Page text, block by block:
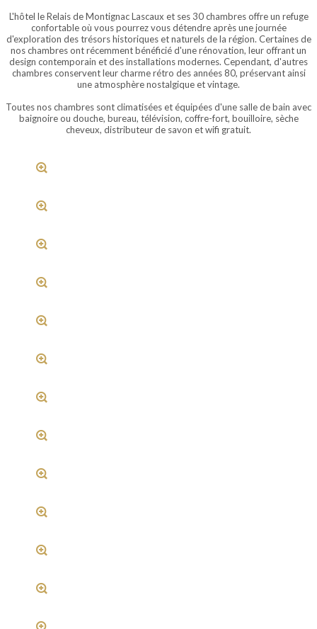
L'hôtel le Relais de Montignac Lascaux et ses 30 chambres offre un refuge
confortable où vous pourrez vous détendre après une journée
d'exploration des trésors historiques et naturels de la région. Certaines de
nos chambres ont récemment bénéficié d'une rénovation, leur offrant un
design contemporain et des installations modernes. Cependant, d'autres
chambres conservent leur charme rétro des années 80, préservant ainsi
une atmosphère nostalgique et vintage.
Toutes nos chambres sont climatisées et équipées d'une salle de bain avec
baignoire ou douche, bureau, télévision, coffre-fort, bouilloire, sèche
cheveux, distributeur de savon et wifi gratuit.